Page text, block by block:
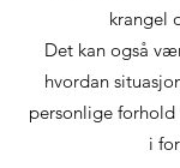
krangel
Det kan også
hvordan
personlige
i